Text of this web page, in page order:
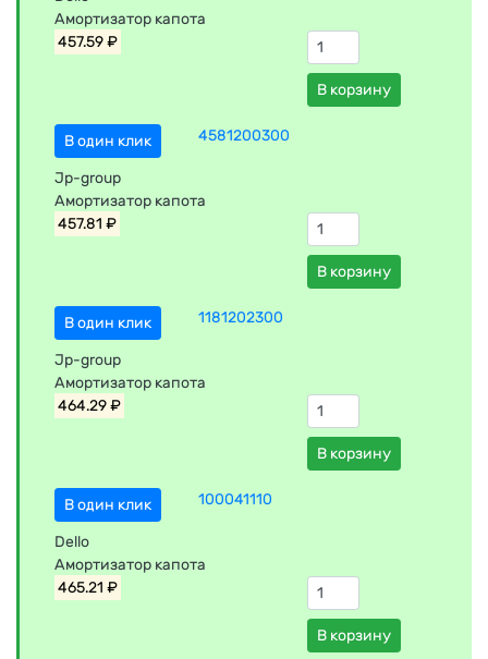
Амортизатор капота
457.59 ₽
В корзину
В один клик 4581200300
Jp-group
Амортизатор капота
457.81 ₽
В корзину
В один клик 1181202300
Jp-group
Амортизатор капота
464.29 ₽
В корзину
В один клик 100041110
Dello
Амортизатор капота
465.21 ₽
В корзину